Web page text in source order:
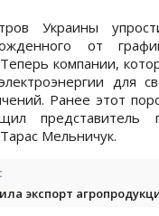
Украины
от
Теперь компании,
для
Ранее этот
представитель
Мельничук.
экспорт